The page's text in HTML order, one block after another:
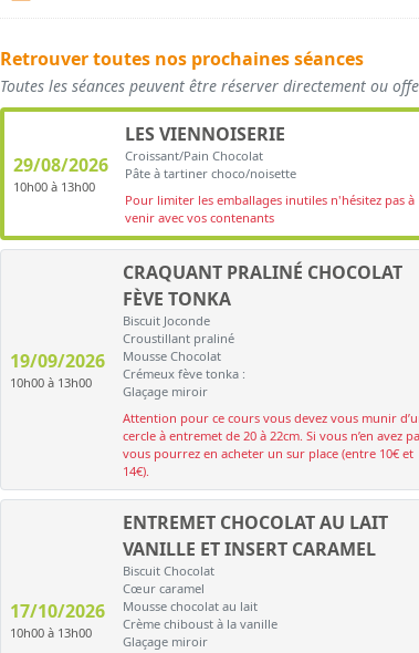
Retrouver toutes nos prochaines séances
Toutes les séances peuvent être réserver directement ou
29/08/2026
10h00 à 13h00
LES VIENNOISERIE
Croissant/Pain Chocolat
Pâte à tartiner choco/noisette
Pour limiter les emballages inutiles n'hésitez pas à
venir avec vos contenants
19/09/2026
10h00 à 13h00
CRAQUANT PRALINÉ CHOCOLAT
FÈVE TONKA
Biscuit Joconde
Croustillant praliné
Mousse Chocolat
Crémeux fève tonka :
Glaçage miroir
Attention pour ce cours vous devez vous munir
cercle à entremet de 20 à 22cm. Si vous n’en avez
vous pourrez en acheter un sur place (entre 10€ et
14€).
17/10/2026
10h00 à 13h00
ENTREMET CHOCOLAT AU LAIT
VANILLE ET INSERT CARAMEL
Biscuit Chocolat
Cœur caramel
Mousse chocolat au lait
Crème chiboust à la vanille
Glaçage miroir